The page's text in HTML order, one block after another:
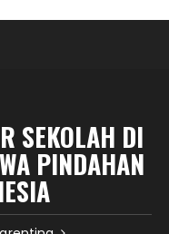
SEKOLAH DI
PINDAHAN